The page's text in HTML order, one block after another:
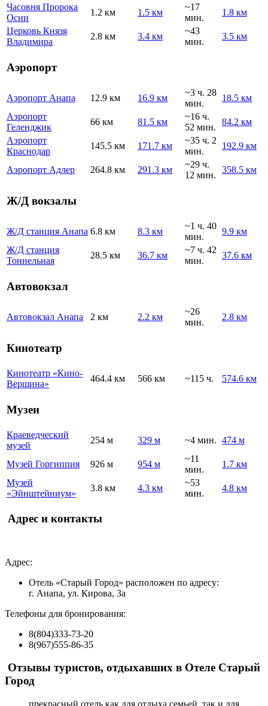
Часовня Пророка
Осии
1.2 км 1.5 км
~17
мин.
1.8 км
Церковь Князя
Владимира
2.8 км 3.4 км
~43
мин.
3.5 км
Аэропорт
Аэропорт Анапа 12.9 км 16.9 км
~3 ч. 28
мин.
18.5 км
Аэропорт
Геленджик
66 км 81.5 км
~16 ч.
52 мин.
84.2 км
Аэропорт
Краснодар
145.5 км 171.7 км
~35 ч. 2
мин.
192.9 км
Аэропорт Адлер 264.8 км 291.3 км
~29 ч.
12 мин.
358.5 км
Ж/Д вокзалы
Ж/Д станция Анапа 6.8 км 8.3 км
~1 ч. 40
мин.
9.9 км
Ж/Д станция
Тоннельная
28.5 км 36.7 км
~7 ч. 42
мин.
37.6 км
Автовокзал
Автовокзал Анапа 2 км 2.2 км
~26
мин.
2.8 км
Кинотеатр
Кинотеатр «Кино-
Вершина»
464.4 км 566 км ~115 ч. 574.6 км
Музеи
Краеведческий
музей
254 м 329 м ~4 мин. 474 м
Музей Горгиппия 926 м 954 м
~11
мин.
1.7 км
Музей
«Эйнштейниум»
3.8 км 4.3 км
~53
мин.
4.8 км
Адрес и контакты
Адрес:
Отель «Старый Город» расположен по адресу:
г. Анапа, ул. Кирова, 3а
Телефоны для бронирования:
8(804)333-73-20
8(967)555-86-35
Отзывы туристов, отдыхавших в Отеле Старый
Город
прекрасный отель как для отдыха семьей, так и для